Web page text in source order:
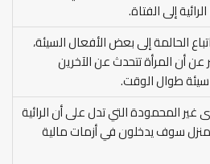
إلى الفتاة.
الحالمة إلى بعض الأفعال السيئة،
عن أن المرأة تتحدث عن الآخرين
طوال الوقت.
غير المحمودة التي تدل على أن الرائية
سوف يدخلون في أزمات مالية